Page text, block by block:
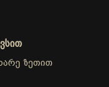
ზეთით